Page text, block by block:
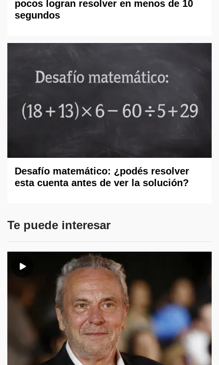
pocos logran resolver en menos de 10
segundos
Desafío matemático: ¿podés resolver
esta cuenta antes de ver la solución?
Te puede interesar